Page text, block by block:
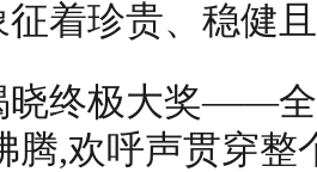
着珍贵、稳健
晓终极大奖——全
腾,欢呼声贯穿整